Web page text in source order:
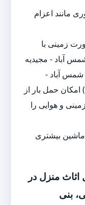
مانند اعزام
زمینی با
آباد - مجیدیه
شمس آباد -
حمل بار از
و هوایی را
ماشین بیشتری
اثاث منزل در
بنی